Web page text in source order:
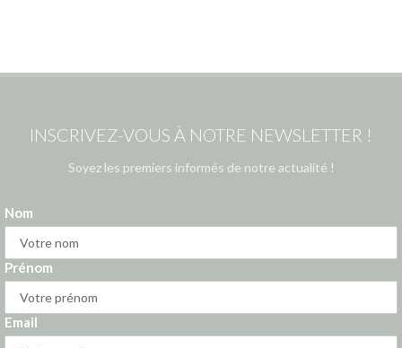
INSCRIVEZ-VOUS À NOTRE NEWSLETTER !
Soyez les premiers informés de notre actualité !
Nom
Prénom
Email